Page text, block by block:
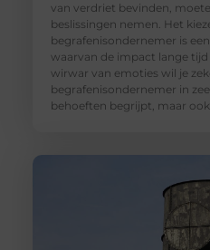
van verdriet bevinden,
beslissingen nemen. Het
begrafenisondernemer is
waarvan de impact lange
wirwar van emoties wil je
begrafenisondernemer in
behoeften begrijpt, maar ook